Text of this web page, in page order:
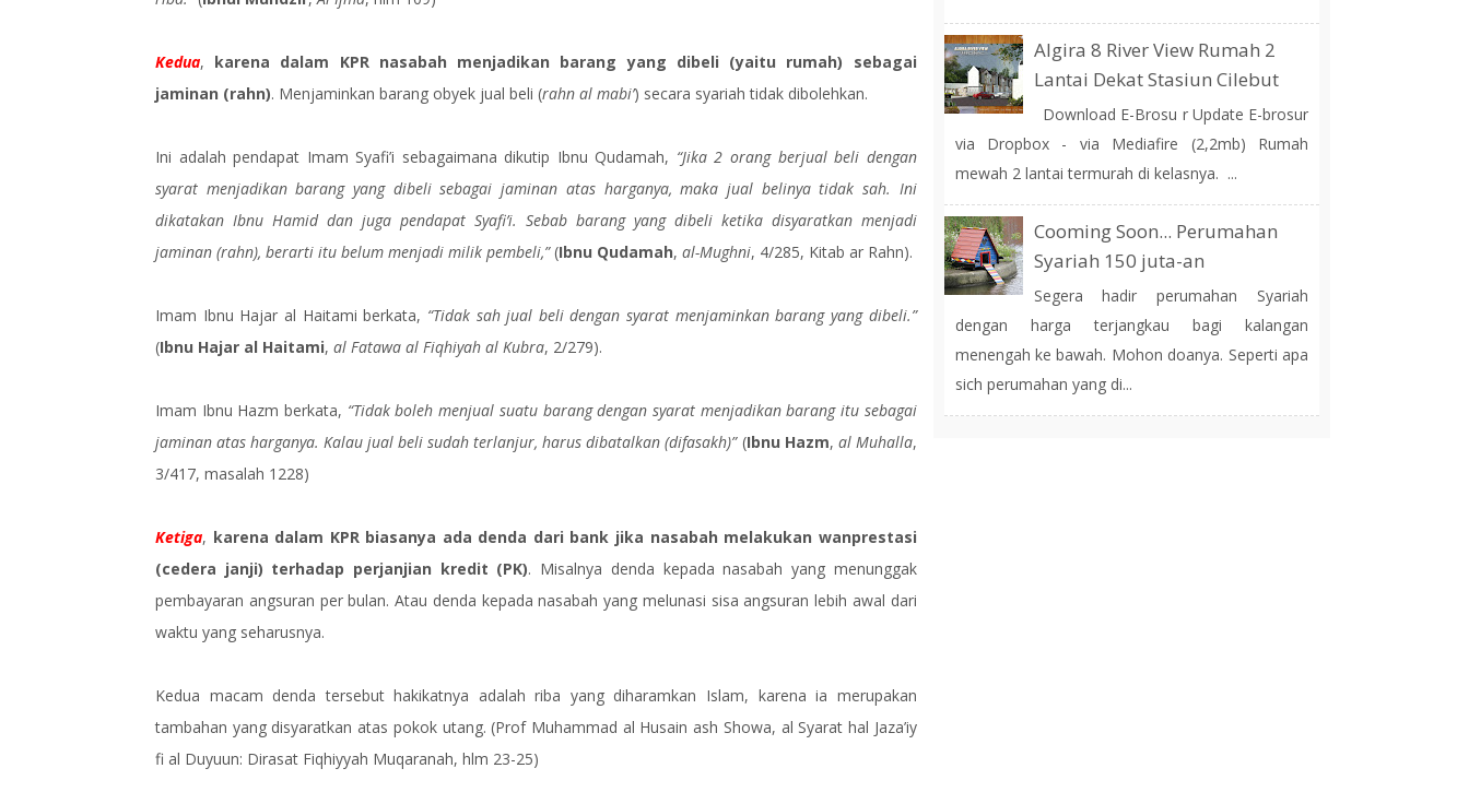
Kedua, karena dalam KPR nasabah menjadikan barang yang dibeli (yaitu rumah) sebagai
jaminan (rahn). Menjaminkan barang obyek jual beli (rahn al mabi’) secara syariah tidak dibolehkan.
Ini adalah pendapat Imam Syafi’i sebagaimana dikutip Ibnu Qudamah, “Jika 2 orang berjual beli dengan
syarat menjadikan barang yang dibeli sebagai jaminan atas harganya, maka jual belinya tidak sah. Ini
dikatakan Ibnu Hamid dan juga pendapat Syafi’i. Sebab barang yang dibeli ketika disyaratkan menjadi
jaminan (rahn), berarti itu belum menjadi milik pembeli,”(Ibnu Qudamah, al-Mughni, 4/285, Kitab ar Rahn).
Imam Ibnu Hajar al Haitami berkata, “Tidak sah jual beli dengan syarat menjaminkan barang yang dibeli.”
(Ibnu Hajar al Haitami, al Fatawa al Fiqhiyah al Kubra, 2/279).
Imam Ibnu Hazm berkata, “Tidak boleh menjual suatu barang dengan syarat menjadikan barang itu sebagai
jaminan atas harganya. Kalau jual beli sudah terlanjur, harus dibatalkan (difasakh)”(Ibnu Hazm, al Muhalla,
3/417, masalah 1228)
Ketiga, karena dalam KPR biasanya ada denda dari bank jika nasabah melakukan wanprestasi
(cedera janji) terhadap perjanjian kredit (PK). Misalnya denda kepada nasabah yang menunggak
pembayaran angsuran per bulan. Atau denda kepada nasabah yang melunasi sisa angsuran lebih awal dari
waktu yang seharusnya.
Kedua macam denda tersebut hakikatnya adalah riba yang diharamkan Islam, karena ia merupakan
tambahan yang disyaratkan atas pokok utang. (Prof Muhammad al Husain ash Showa, al Syarat hal Jaza’iy
fi al Duyuun: Dirasat Fiqhiyyah Muqaranah, hlm 23-25)
Algira 8 River View Rumah 2
Lantai Dekat Stasiun Cilebut
Download E-Brosu r Update E-brosur
via Dropbox - via Mediafire (2,2mb) Rumah
mewah 2 lantai termurah di kelasnya. ...
Cooming Soon... Perumahan
Syariah 150 juta-an
Segera hadir perumahan Syariah
dengan harga terjangkau bagi kalangan
menengah ke bawah. Mohon doanya. Seperti apa
sich perumahan yang di...